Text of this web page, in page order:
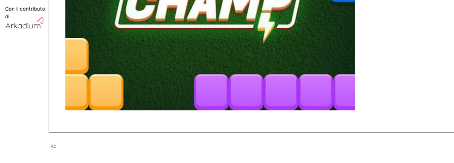
Con il contributo
di
Ad